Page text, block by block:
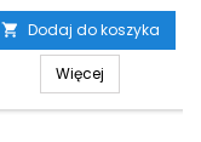
 Dodaj do koszyka
Więcej